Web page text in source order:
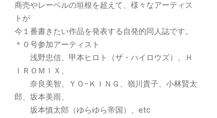
商売やレーベルの垣根を超えて、様々なアーティス
トが
今１番書きたい作品を発表する自発的同人誌です。
＊０号参加アーティスト
浅野忠信、甲本ヒロト（ザ・ハイロウズ）、Ｈ
ＩＲＯＭＩＸ、
奈良美智、ＹＯ−ＫＩＮＧ、嶺川貴子、小林賢太
郎、坂本美雨、
坂本慎太郎（ゆらゆら帝国）、etc